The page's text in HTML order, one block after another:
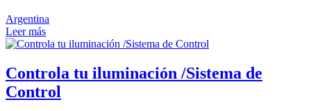
Argentina
Leer más
Controla tu iluminación /Sistema de
Control